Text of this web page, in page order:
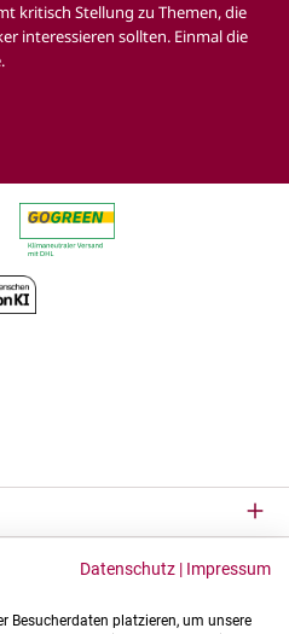
kritisch Stellung zu Themen, die
interessieren sollten. Einmal die
Datenschutz | Impressum
Besucherdaten platzieren, um unsere